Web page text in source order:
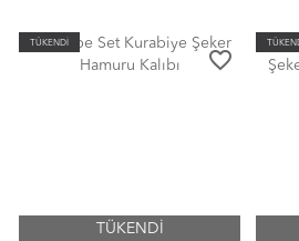
TÜKENDİ
favorite_border
TÜKENDİ